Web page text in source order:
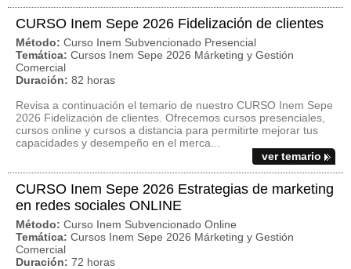
CURSO Inem Sepe 2026 Fidelización de clientes
Método: Curso Inem Subvencionado Presencial
Temática: Cursos Inem Sepe 2026 Márketing y Gestión
Comercial
Duración: 82 horas
Revisa a continuación el temario de nuestro CURSO Inem Sepe
2026 Fidelización de clientes. Ofrecemos cursos presenciales,
cursos online y cursos a distancia para permitirte mejorar tus
capacidades y desempeño en el merca...
ver temario
CURSO Inem Sepe 2026 Estrategias de marketing
en redes sociales ONLINE
Método: Curso Inem Subvencionado Online
Temática: Cursos Inem Sepe 2026 Márketing y Gestión
Comercial
Duración: 72 horas